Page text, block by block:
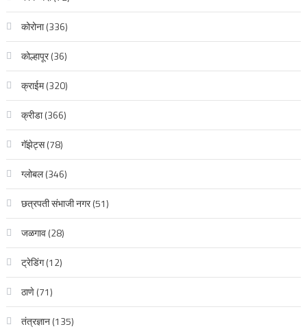
कोरोना(336)
कोल्हापूर(36)
क्राईम(320)
क्रीडा(366)
गॅझेट्स(78)
ग्लोबल(346)
छत्रपती संभाजी नगर(51)
जळगाव(28)
ट्रेडिंग(12)
ठाणे(71)
तंत्रज्ञान(135)